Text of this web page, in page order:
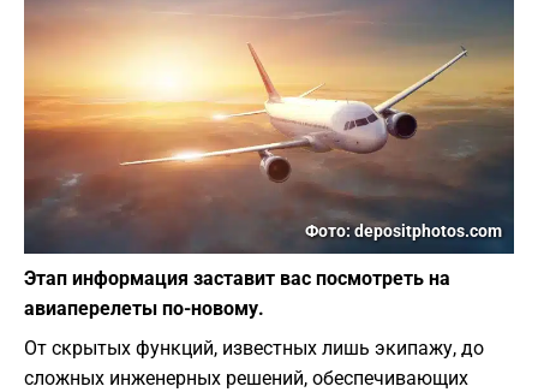
Фото: depositphotos.com
Этап информация заставит вас посмотреть на
авиаперелеты по-новому.
От скрытых функций, известных лишь экипажу, до
сложных инженерных решений, обеспечивающих